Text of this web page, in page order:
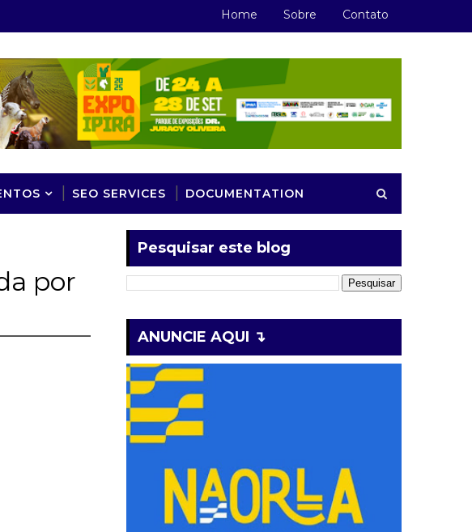
Home Sobre Contato
SEO SERVICES DOCUMENTATION
por
Pesquisar este blog
ANUNCIE AQUI ↴